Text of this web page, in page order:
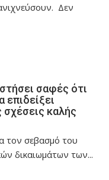
Δεν
σαφές ότι
επιδείξει
καλής
τον σεβασμό του
δικαιωμάτων των...